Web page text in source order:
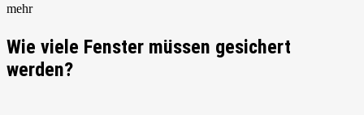
mehr
Wie viele Fenster müssen gesichert
werden?